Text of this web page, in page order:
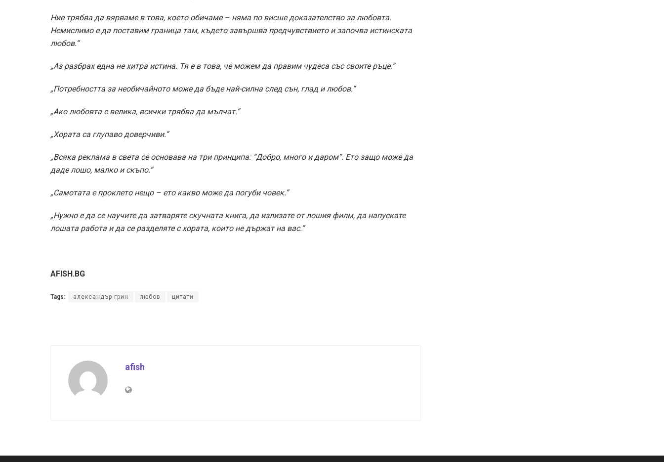
Ние трябва да вярваме в това, което обичаме – няма по висше доказателство за любовта.
Немислимо е да поставим граница там, където завършва предчувствието и започва истинската
любов.“
„Аз разбрах една не хитра истина. Тя е в това, че можем да правим чудеса със своите ръце.“
„Потребността за необичайното може да бъде най-силна след сън, глад и любов.“
„Ако любовта е велика, всички трябва да мълчат.“
„Хората са глупаво доверчиви.“
„Всяка реклама в света се основава на три принципа: “Добро, много и даром”. Ето защо може да
даде лошо, малко и скъпо.“
„Самотата е проклето нещо – ето какво може да погуби човек.“
„Нужно е да се научите да затваряте скучната книга, да излизате от лошия филм, да напускате
лошата работа и да се разделяте с хората, които не държат на вас.“
AFISH.BG
Tags: александър грин любов цитати
afish